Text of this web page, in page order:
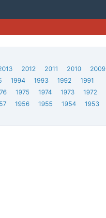
2012 2011 2010
2009
1994 1993 1992
1991
1975 1974 1973
1972
1956 1955 1954
1953